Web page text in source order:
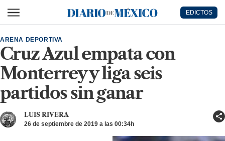
Diario de México
EDICTOS
Cruz Azul empata con
Monterrey y liga seis
partidos sin ganar
ARENA DEPORTIVA
LUIS RIVERA
26 de septiembre de 2019 a las 00:34h